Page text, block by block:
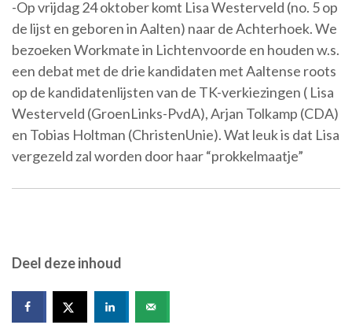
-Op vrijdag 24 oktober komt Lisa Westerveld (no. 5 op
de lijst en geboren in Aalten) naar de Achterhoek. We
bezoeken Workmate in Lichtenvoorde en houden w.s.
een debat met de drie kandidaten met Aaltense roots
op de kandidatenlijsten van de TK-verkiezingen ( Lisa
Westerveld (GroenLinks-PvdA), Arjan Tolkamp (CDA)
en Tobias Holtman (ChristenUnie). Wat leuk is dat Lisa
vergezeld zal worden door haar “prokkelmaatje”
Deel deze inhoud